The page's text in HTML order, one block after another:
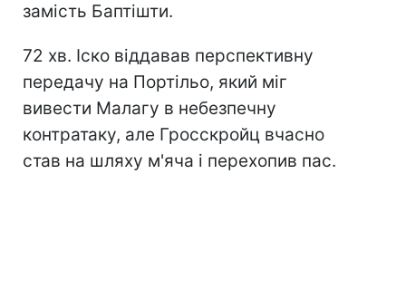
замість Баптішти.
72 хв. Іско віддавав перспективну
передачу на Портільо, який міг
вивести Малагу в небезпечну
контратаку, але Гросскройц вчасно
став на шляху м'яча і перехопив пас.